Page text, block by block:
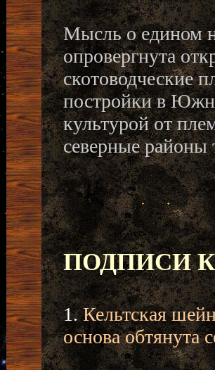
Мысль о едином
опровергнута
скотоводческие
постройки в
культурой от
северные районы
ПОДПИСИ
1.Кельтская
основа обтянута